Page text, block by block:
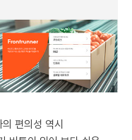
편의성 역시